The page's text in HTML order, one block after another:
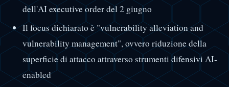
dell'AI executive order del 2 giugno
Il focus dichiarato è "vulnerability alleviation and
vulnerability management", ovvero riduzione della
superficie di attacco attraverso strumenti difensivi AI-
enabled